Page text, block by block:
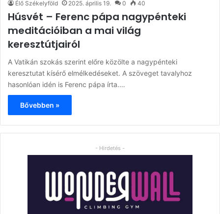
Élő Székelyföld 2025. április 19. 0 40
Húsvét – Ferenc pápa nagypénteki
meditációiban a mai világ
keresztútjairól
A Vatikán szokás szerint előre közölte a nagypénteki
keresztutat kísérő elmélkedéseket. A szöveget tavalyhoz
hasonlóan idén is Ferenc pápa írta.…
Bővebben »
- Hirdetés -